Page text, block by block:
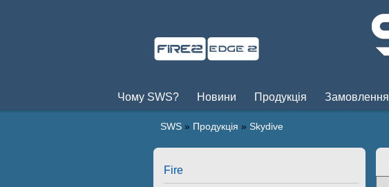
Чому SWS? Новини Продукція Замовлення
SWS » Продукція » Skydive
Fire